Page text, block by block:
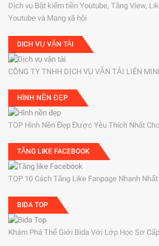
Dịch vụ Bật kiếm tiền Youtube, Tăng View,
Youtube và Mạng xã hội
DỊCH VỤ VẬN TẢI
CÔNG TY TNHH DỊCH VỤ VẬN TẢI LIÊN
HÌNH NỀN ĐẸP
TOP Hình Nền Đẹp Được Yêu Thích Nhất
TĂNG LIKE FACEBOOK
TOP 10 Cách Tăng Like Fanpage Nhanh
BIDA TOP
Khám Phá Thế Giới Bida Với Lớp Học Sơ